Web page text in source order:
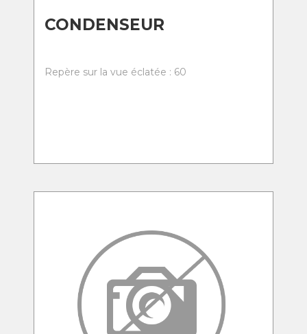
CONDENSEUR
Repère sur la vue éclatée : 60